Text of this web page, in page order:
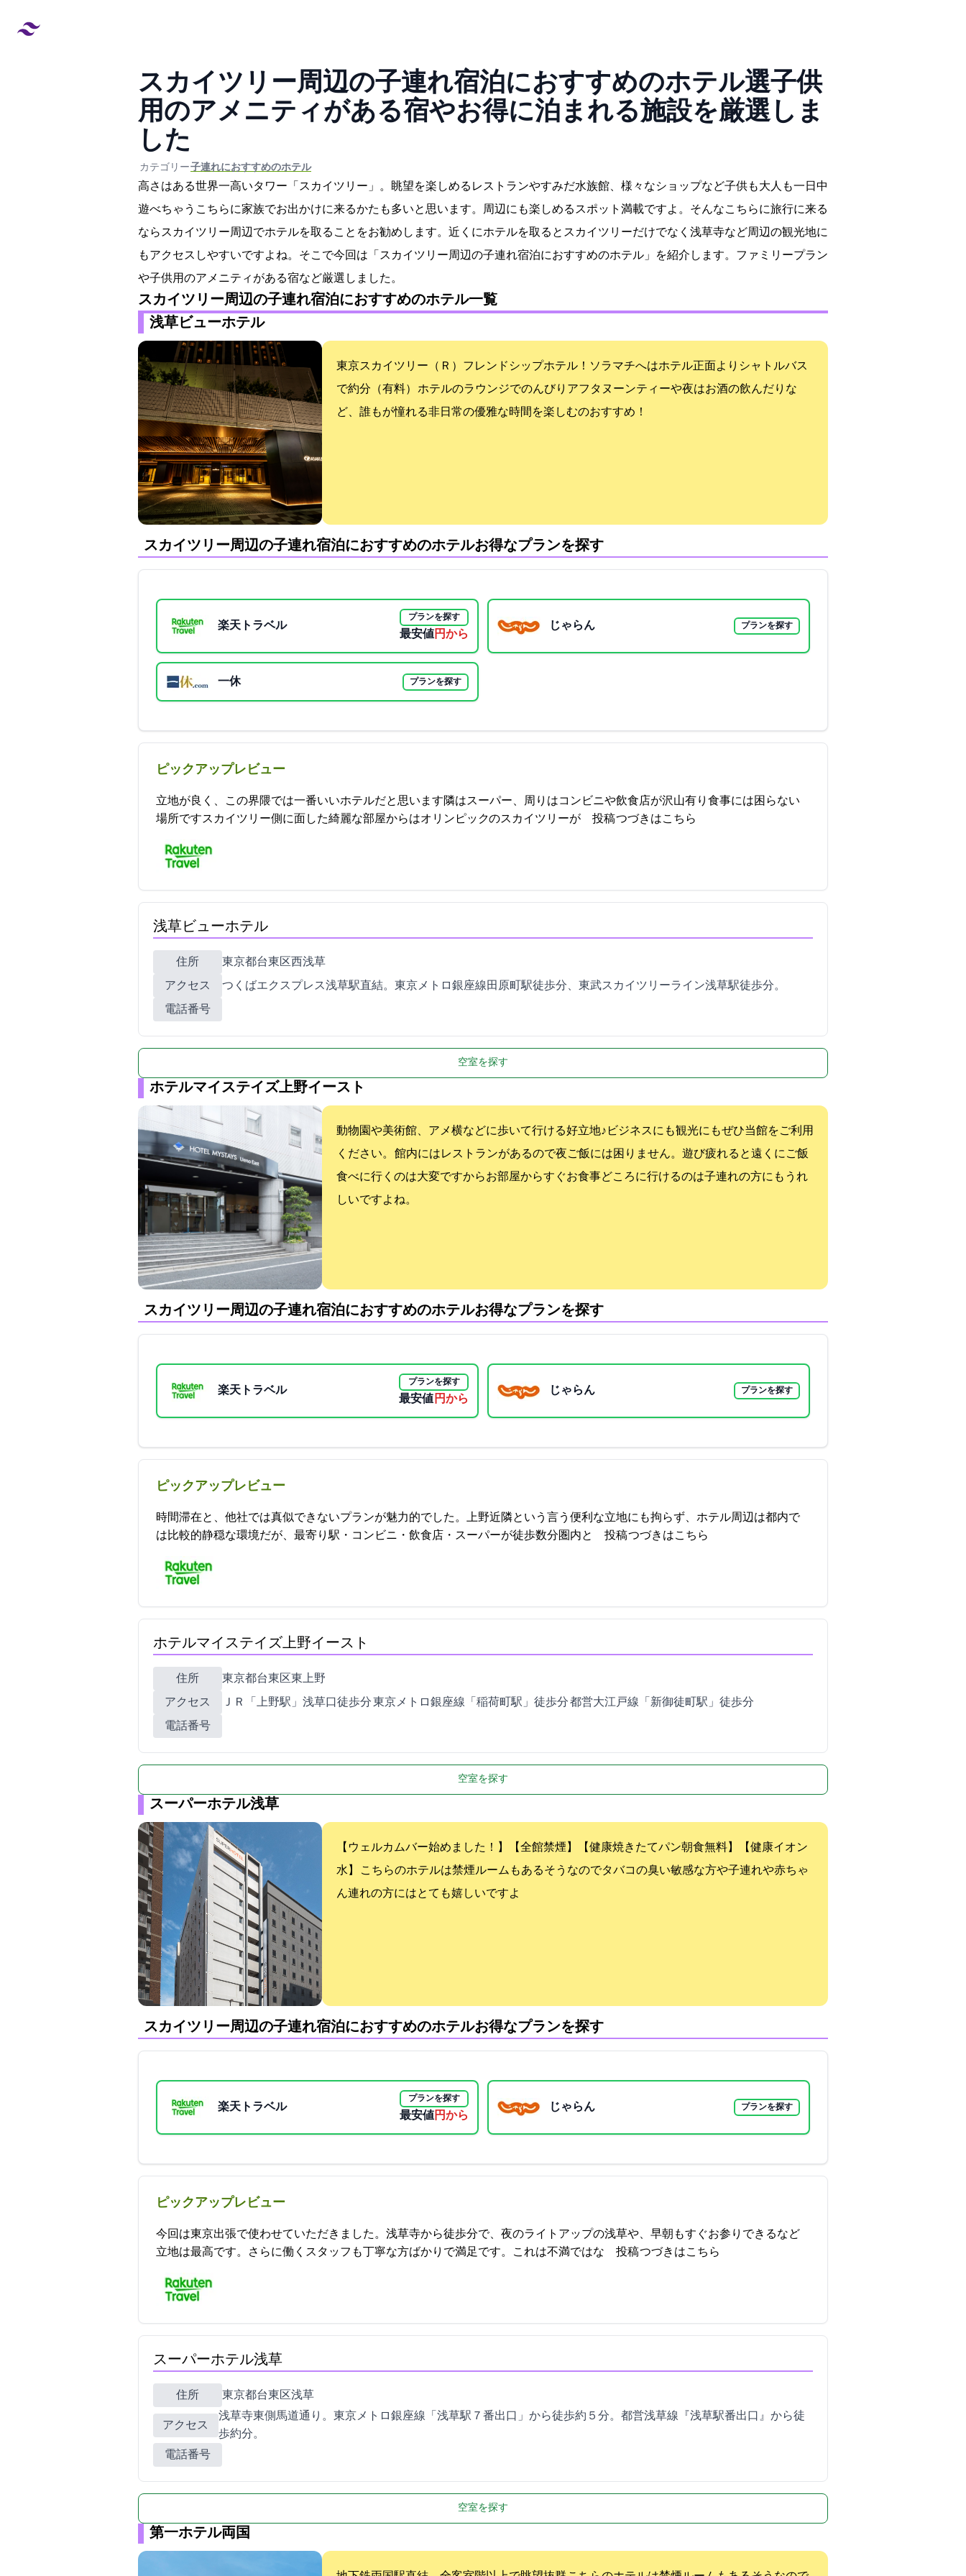
スカイツリー周辺の子連れ宿泊におすすめのホテル20選!子供
用のアメニティがある宿やお得に泊まれる施設を厳選しま
した
カテゴリー:#子連れにおすすめのホテル
高さは634mある世界一高いタワー「スカイツリー」。眺望を楽しめるレストランやすみだ水族館、様々なショップなど子供も大人も一日中
遊べちゃうこちらに家族でお出かけに来るかたも多いと思います。周辺にも楽しめるスポット満載ですよ。そんなこちらに旅行に来る
ならスカイツリー周辺でホテルを取ることをお勧めします。近くにホテルを取るとスカイツリーだけでなく浅草寺など周辺の観光地に
もアクセスしやすいですよね。そこで今回は「スカイツリー周辺の子連れ宿泊におすすめのホテル」を紹介します。ファミリープラン
や子供用のアメニティがある宿など厳選しました。
スカイツリー周辺の子連れ宿泊におすすめのホテル一覧
浅草ビューホテル
東京スカイツリー（Ｒ）フレンドシップホテル！ソラマチへはホテル正面よりシャトルバス
で約15分（有料） ホテルのラウンジでのんびりアフタヌーンティーや夜はお酒の飲んだりな
ど、誰もが憧れる非日常の優雅な時間を楽しむのおすすめ！
スカイツリー周辺の子連れ宿泊におすすめのホテル:お得なプランを探す
楽天トラベル
プランを探す
最安値2535円から
じゃらん プランを探す
一休 プランを探す
ピックアップレビュー
立地が良く、この界隈では一番いいホテルだと思います隣はスーパー、周りはコンビニや飲食店が沢山有り食事には困らない
場所ですスカイツリー側に面した綺麗な部屋からはオリンピックVerのスカイツリーが… 2021-09-16 18:20:54投稿つづきはこちら
浅草ビューホテル
住所
東京都台東区西浅草3-17-1
アクセス
つくばエクスプレス浅草駅直結。東京メトロ銀座線田原町駅徒歩7分、東武スカイツリーライン浅草駅徒歩10分。
電話番号
空室を探す
ホテルマイステイズ上野イースト
動物園や美術館、アメ横などに歩いて行ける好立地♪ビジネスにも観光にもぜひ当館をご利用
ください。 館内にはレストランがあるので夜ご飯には困りません。遊び疲れると遠くにご飯
食べに行くのは大変ですからお部屋からすぐお食事どころに行けるのは子連れの方にもうれ
しいですよね。
スカイツリー周辺の子連れ宿泊におすすめのホテル:お得なプランを探す
楽天トラベル
プランを探す
最安値 1770円から
じゃらん プランを探す
ピックアップレビュー
39時間滞在と、他社では真似できないプランが魅力的でした。上野近隣という言う便利な立地にも拘らず、ホテル周辺は都内で
は比較的静穏な環境だが、最寄り駅・コンビニ・飲食店・スーパーが徒歩数分圏内と… 2021-09-18 09:51:59投稿つづきはこちら
ホテルマイステイズ上野イースト
住所
東京都台東区東上野5-5-6
アクセス
ＪＲ「上野駅」浅草口徒歩8分 / 東京メトロ銀座線「稲荷町駅」徒歩2分 / 都営大江戸線「新御徒町駅」徒歩11分
電話番号
空室を探す
スーパーホテル浅草
【ウェルカムバー始めました！】【全館禁煙】【健康焼きたてパン朝食無料】【健康イオン
水】 こちらのホテルは禁煙ルームもあるそうなのでタバコの臭い敏感な方や子連れや赤ちゃ
ん連れの方にはとても嬉しいですよ
スカイツリー周辺の子連れ宿泊におすすめのホテル:お得なプランを探す
楽天トラベル
プランを探す
最安値1950円から
じゃらん プランを探す
ピックアップレビュー
今回は東京出張で使わせていただきました。浅草寺から徒歩1分で、夜のライトアップの浅草や、早朝もすぐお参りできるなど
立地は最高です。さらに働くスタッフも丁寧な方ばかりで満足です。これは不満ではな… 2021-09-18 16:14:41投稿つづきはこちら
スーパーホテル浅草
住所 東京都台東区浅草2-33-1
アクセス
浅草寺東側馬道通り。東京メトロ銀座線「浅草駅７番出口」から徒歩約５分。都営浅草線『浅草駅A5番出口』から徒
歩約8分。
電話番号
空室を探す
第一ホテル両国